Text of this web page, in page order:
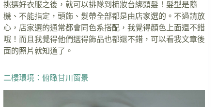
挑選好衣服之後，就可以排隊到梳妝台綁頭髮！髮型是隨
機、不能指定，頭飾、髮帶全部都是由店家選的。不過請放
心，店家選的通常都會同色系搭配，我覺得顏色上面還不錯
哦！而且我覺得他們選得飾品也都還不錯，可以看我文章後
面的照片就知道了。
二樓環境：俯瞰甘川窗景